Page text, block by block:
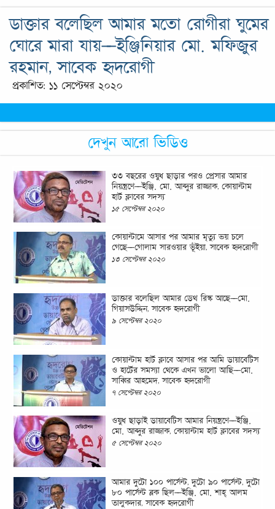
ডাক্তার বলেছিল আমার মতো রোগীরা ঘুমের
ঘোরে মারা যায়—ইঞ্জিনিয়ার মো. মফিজুর
রহমান, সাবেক হৃদরোগী
প্রকাশিত: ১১ সেপ্টেম্বর ২০২০
দেখুন আরো ভিডিও
৩৩ বছরের ওষুধ ছাড়ার পরও প্রেসার আমার
নিয়ন্ত্রণে—ইঞ্জি. মো. আব্দুর রাজ্জাক, কোয়ান্টাম
হার্ট ক্লাবের সদস্য
১৫ সেপ্টেম্বর ২০২০
কোয়ান্টামে আসার পর আমার মৃত্যু ভয় চলে
গেছে—গোলাম সারওয়ার ভূঁইয়া, সাবেক হৃদরোগী
১৩ সেপ্টেম্বর ২০২০
ডাক্তার বলেছিল আমার ডেথ রিস্ক আছে—মো.
গিয়াসউদ্দিন, সাবেক হৃদরোগী
৯ সেপ্টেম্বর ২০২০
কোয়ান্টাম হার্ট ক্লাবে আসার পর আমি ডায়াবেটিস
ও হার্টের সমস্যা থেকে এখন ভালো আছি—মো.
সাব্বির আহমেদ, সাবেক হৃদরোগী
৭ সেপ্টেম্বর ২০২০
ওষুধ ছাড়াই ডায়াবেটিস আমার নিয়ন্ত্রণে—ইঞ্জি.
মো. আব্দুর রাজ্জাক, কোয়ান্টাম হার্ট ক্লাবের সদস্য
৫ সেপ্টেম্বর ২০২০
আমার দুটো ১০০ পার্সেন্ট, দুটো ৯০ পার্সেন্ট, দুটো
৮০ পার্সেন্ট ব্লক ছিল—ইঞ্জি. মো. শাহ্ আলম
তালুকদার, সাবেক হৃদরোগী